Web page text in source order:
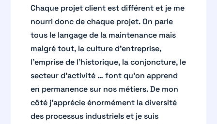
Chaque projet client est différent et je me
nourri donc de chaque projet. On parle
tous le langage de la maintenance mais
malgré tout, la culture d’entreprise,
l’emprise de l’historique, la conjoncture, le
secteur d’activité … font qu’on apprend
en permanence sur nos métiers. De mon
côté j’apprécie énormément la diversité
des processus industriels et je suis